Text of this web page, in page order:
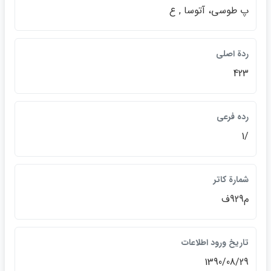
پ طوسي، آتوسا , ع
ردة اصلي
423
رده فرعي
/1
شمارة كاتر
م929ف
تاريخ ورود اطلاعات
1390/08/29